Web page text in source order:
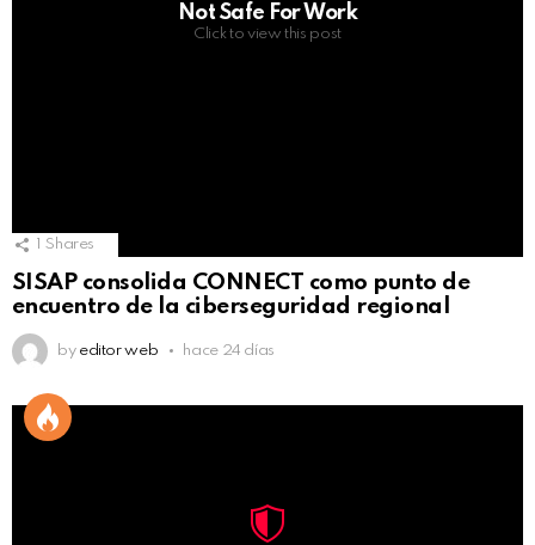
Not Safe For Work
Click to view this post
1 Shares
SISAP consolida CONNECT como punto de
encuentro de la ciberseguridad regional
by editor web hace 24 días